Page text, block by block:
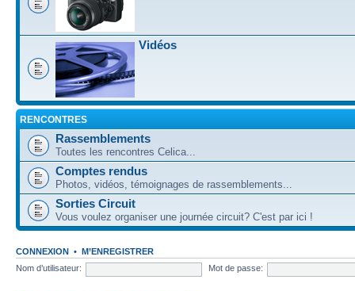
Vidéos
RENCONTRES
Rassemblements
Toutes les rencontres Celica...
Comptes rendus
Photos, vidéos, témoignages de rassemblements...
Sorties Circuit
Vous voulez organiser une journée circuit? C'est par ici !
CONNEXION • M’ENREGISTRER
Nom d’utilisateur:
Mot de passe: